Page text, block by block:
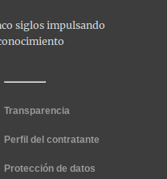
Transparencia
Perfil del contratante
Protección de datos